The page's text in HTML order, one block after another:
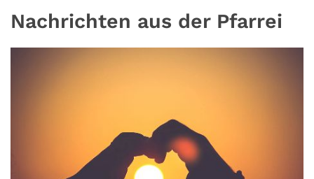
Nachrichten aus der Pfarrei